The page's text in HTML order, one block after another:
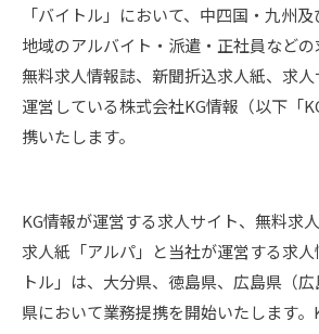
「バイトル」において、中四国・九州
地域のアルバイト・派遣・正社員など
無料求人情報誌、新聞折込求人紙、求
運営している株式会社KG情報（以下「
携いたします。
KG情報が運営する求人サイト、無料求
求人紙「アルパ」と当社が運営する求
トル」は、大分県、徳島県、広島県（
県において業務提携を開始いたします